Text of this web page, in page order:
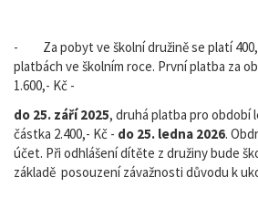
- Za pobyt ve školní družině se platí
platbách ve školním roce. První platba za
1.600,- Kč -
do 25. září 2025, druhá platba pro období
částka 2.400,- Kč - do 25. ledna 2026.
účet. Při odhlášení dítěte z družiny bude
základě posouzení závažnosti důvodu k